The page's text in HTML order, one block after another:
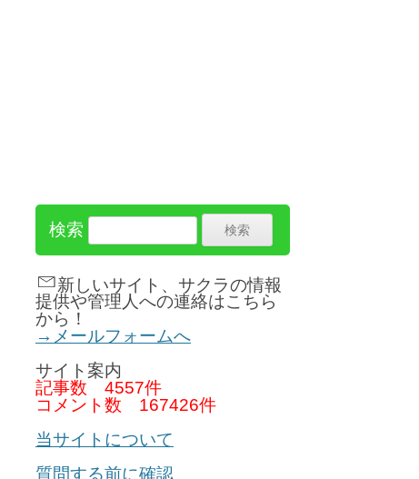
検索
新しいサイト、サクラの情報
提供や管理人への連絡はこちら
から！
→メールフォームへ
サイト案内
記事数 4557件
コメント数 167426件
当サイトについて
質問する前に確認